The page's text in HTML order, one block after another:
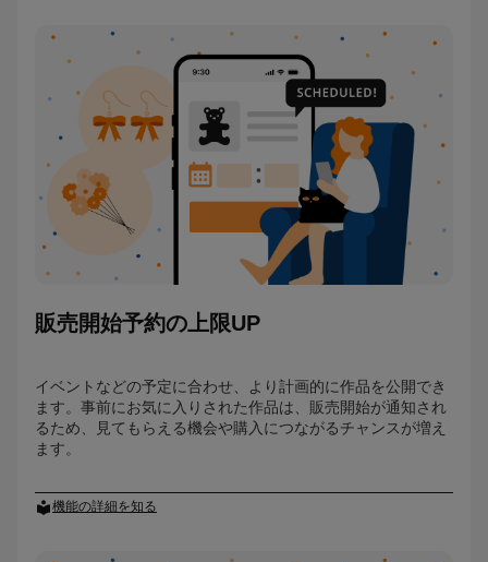
販売開始予約の上限UP
イベントなどの予定に合わせ、より計画的に作品を公開でき
ます。事前にお気に入りされた作品は、販売開始が通知され
るため、見てもらえる機会や購入につながるチャンスが増え
ます。
機能の詳細を知る